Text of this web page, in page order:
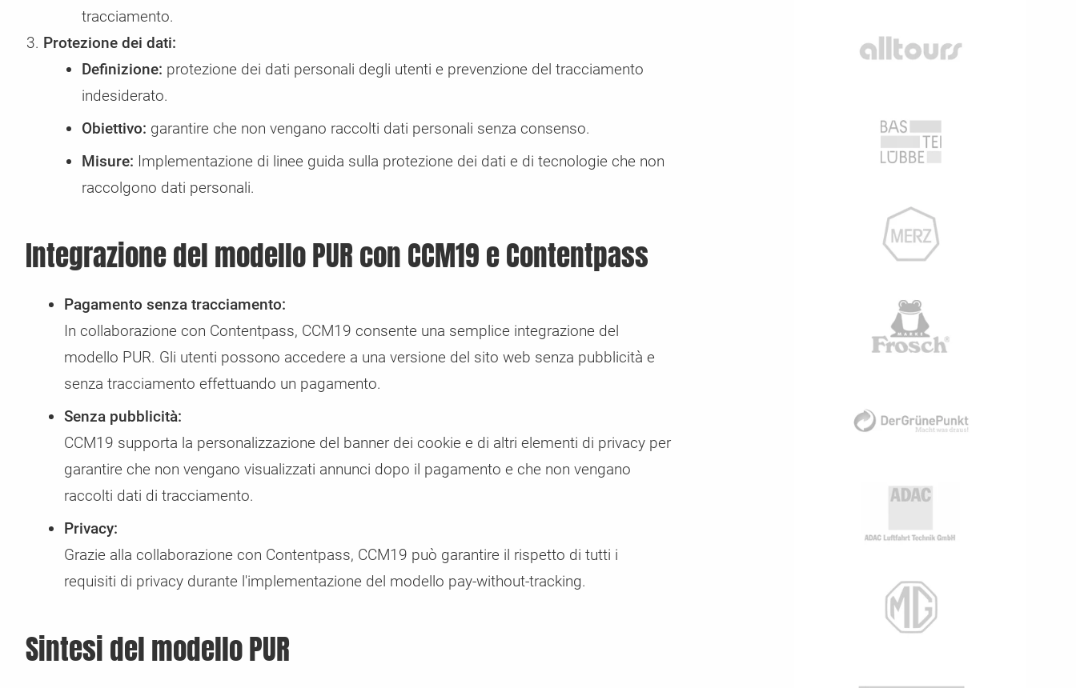
tracciamento.
Protezione dei dati:
Definizione: protezione dei dati personali degli utenti e prevenzione del tracciamento
indesiderato.
Obiettivo: garantire che non vengano raccolti dati personali senza consenso.
Misure: Implementazione di linee guida sulla protezione dei dati e di tecnologie che non
raccolgono dati personali.
Integrazione del modello PUR con CCM19 e Contentpass
Pagamento senza tracciamento:
In collaborazione con Contentpass, CCM19 consente una semplice integrazione del
modello PUR. Gli utenti possono accedere a una versione del sito web senza pubblicità e
senza tracciamento effettuando un pagamento.
Senza pubblicità:
CCM19 supporta la personalizzazione del banner dei cookie e di altri elementi di privacy per
garantire che non vengano visualizzati annunci dopo il pagamento e che non vengano
raccolti dati di tracciamento.
Privacy:
Grazie alla collaborazione con Contentpass, CCM19 può garantire il rispetto di tutti i
requisiti di privacy durante l'implementazione del modello pay-without-tracking.
Sintesi del modello PUR